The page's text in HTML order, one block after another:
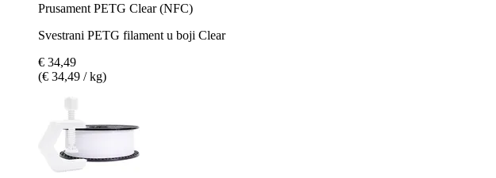
Prusament PETG Clear (NFC)
Svestrani PETG filament u boji Clear
€ 34,49
(€ 34,49 / kg)